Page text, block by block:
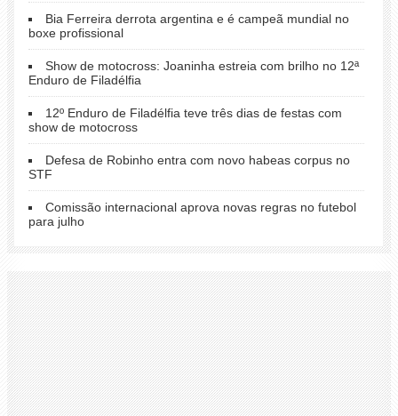
Bia Ferreira derrota argentina e é campeã mundial no
boxe profissional
Show de motocross: Joaninha estreia com brilho no 12ª
Enduro de Filadélfia
12º Enduro de Filadélfia teve três dias de festas com
show de motocross
Defesa de Robinho entra com novo habeas corpus no
STF
Comissão internacional aprova novas regras no futebol
para julho